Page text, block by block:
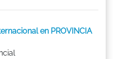
en PROVINCIA